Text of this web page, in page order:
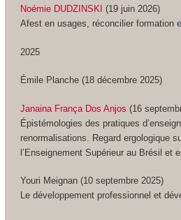
Noémie DUDZINSKI (19 juin 2026)
Afest en usages, réconcilier formation
2025
Émile Planche (18 décembre 2025)
Janaina França Dos Anjos (16
Épistémologies des pratiques
renormalisations. Regard ergologique
l’Enseignement Supérieur au Brésil et
Youri Meignan (10 septembre 2025)
Le développement professionnel et